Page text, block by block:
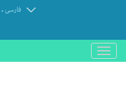
.فارسی
باز
و